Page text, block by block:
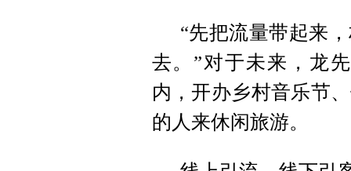
“先把流量带起来
去。”对于未来，龙
内，开办乡村音乐节
的人来休闲旅游。